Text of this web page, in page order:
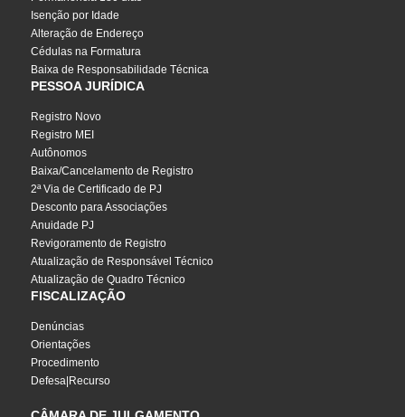
Isenção por Idade
Alteração de Endereço
Cédulas na Formatura
Baixa de Responsabilidade Técnica
PESSOA JURÍDICA
Registro Novo
Registro MEI
Autônomos
Baixa/Cancelamento de Registro
2ª Via de Certificado de PJ
Desconto para Associações
Anuidade PJ
Revigoramento de Registro
Atualização de Responsável Técnico
Atualização de Quadro Técnico
FISCALIZAÇÃO
Denúncias
Orientações
Procedimento
Defesa|Recurso